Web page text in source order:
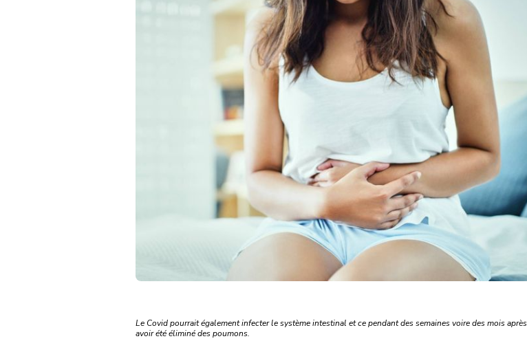
Le Covid pourrait également infecter le système intestinal et ce pendant des semaines voire des mois après
avoir été éliminé des poumons.